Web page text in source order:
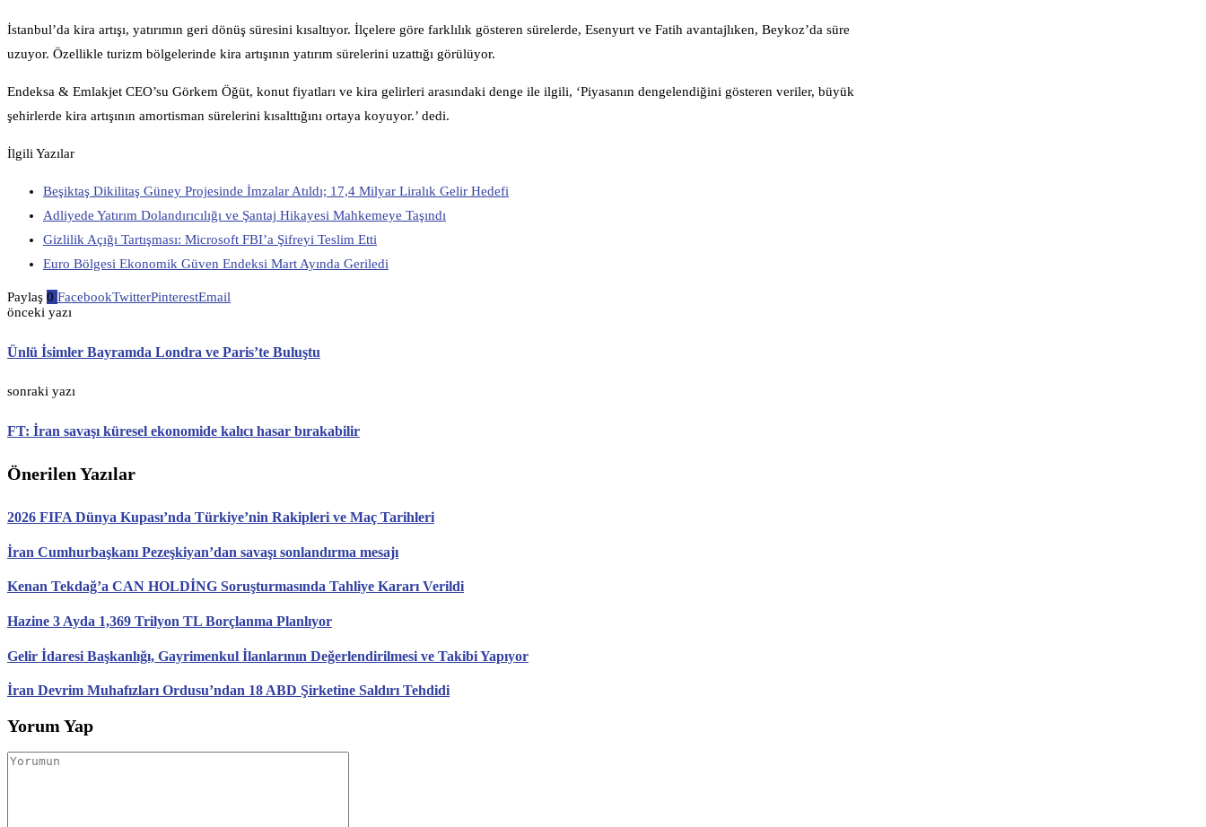
İstanbul’da kira artışı, yatırımın geri dönüş süresini kısaltıyor. İlçelere göre farklılık gösteren sürelerde, Esenyurt ve Fatih avantajlıken, Beykoz’da süre
uzuyor. Özellikle turizm bölgelerinde kira artışının yatırım sürelerini uzattığı görülüyor.
Endeksa & Emlakjet CEO’su Görkem Öğüt, konut fiyatları ve kira gelirleri arasındaki denge ile ilgili, ‘Piyasanın dengelendiğini gösteren veriler, büyük
şehirlerde kira artışının amortisman sürelerini kısalttığını ortaya koyuyor.’ dedi.
İlgili Yazılar
Beşiktaş Dikilitaş Güney Projesinde İmzalar Atıldı; 17,4 Milyar Liralık Gelir Hedefi
Adliyede Yatırım Dolandırıcılığı ve Şantaj Hikayesi Mahkemeye Taşındı
Gizlilik Açığı Tartışması: Microsoft FBI’a Şifreyi Teslim Etti
Euro Bölgesi Ekonomik Güven Endeksi Mart Ayında Geriledi
Paylaş 0 FacebookTwitterPinterestEmail
önceki yazı
Ünlü İsimler Bayramda Londra ve Paris’te Buluştu
sonraki yazı
FT: İran savaşı küresel ekonomide kalıcı hasar bırakabilir
Önerilen Yazılar
2026 FIFA Dünya Kupası’nda Türkiye’nin Rakipleri ve Maç Tarihleri
İran Cumhurbaşkanı Pezeşkiyan’dan savaşı sonlandırma mesajı
Kenan Tekdağ’a CAN HOLDİNG Soruşturmasında Tahliye Kararı Verildi
Hazine 3 Ayda 1,369 Trilyon TL Borçlanma Planlıyor
Gelir İdaresi Başkanlığı, Gayrimenkul İlanlarının Değerlendirilmesi ve Takibi Yapıyor
İran Devrim Muhafızları Ordusu’ndan 18 ABD Şirketine Saldırı Tehdidi
Yorum Yap